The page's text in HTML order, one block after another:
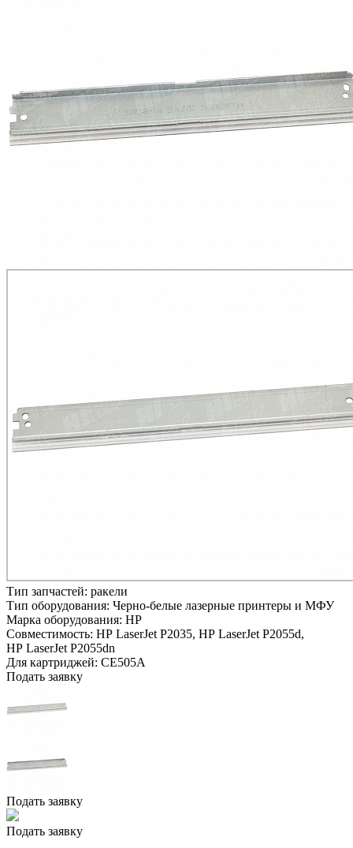
Тип запчастей: ракели
Тип оборудования: Черно-белые лазерные принтеры и МФУ
Марка оборудования: HP
Совместимость: HP LaserJet P2035, HP LaserJet P2055d,
HP LaserJet P2055dn
Для картриджей: CE505A
Подать заявку
Подать заявку
Подать заявку